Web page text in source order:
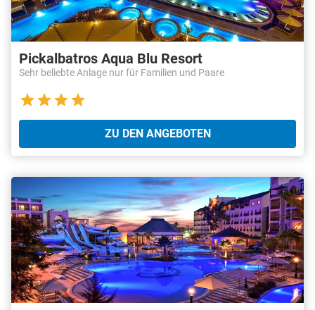
Pickalbatros Aqua Blu Resort
Sehr beliebte Anlage nur für Familien und Paare
ZU DEN ANGEBOTEN